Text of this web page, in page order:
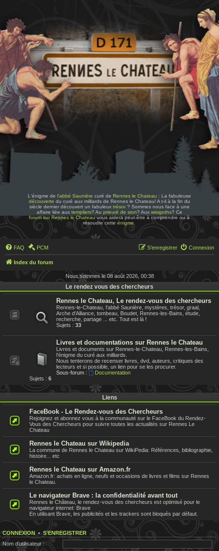
L'énigme de l'abbé Saunière curé de Rennes le Chateau : La fabuleuse
découverte du curé aux milliards de Rennes le Chateau! A t-il à la fin du
siècle dernier découvert un fabuleux trésor? Sommes nous face à une
affaire liée aux templiers? Au prieuré de sion? Aux wisigoths? Ce
forum sur Rennes le Chateauvous aidera peut-être à comprendre ou à
résoudre cetteénigme
FAQ PCM Connexion
S’enregistrer
Index du forum
Nous sommes le 08 août 2026, 00:38
Le rendez vous des chercheurs
Rennes le Chateau, Le rendez-vous des chercheurs
Rennes-le-Chateau, l'abbé Saunière, mystères, trésor, graal,
Arche d'Alliance, tombeau, Boudet, Rennes-les-Bains, étude,
recherche, partage ... etc. Tout est là !
Sujets : 33
Livres et documentations sur Rennes le Chateau
Livres et documents sur Rennes-le-Chateau, Rennes-les-Bains,
l'énigme du curé aux milliards.
Nous tenterons de recenser livres, dvd, auteurs, critiques des
lecteurs et si possible, un lien pour se les procurer.
Sous-forum :
Documentation
Sujets : 6
Liens
FaceBook - Le Rendez-vous des Chercheurs
Rejoignez et abonnez vous à la communauté sur le FaceBook du Rendez-
Vous des Chercheurs pour suivre toutes les actualités sur Rennes Le
Chateau
Rennes le Chateau sur Wikipedia
La commune de Rennes le Chateau sur WikiPedia: Références, bibliographie,
histoire... etc
Rennes le Chateau sur Amazon.fr
Amazon.fr: achats en ligne, neufs et occasions de livres et films sur Rennes
le Chateau.
Le navigateur Brave : la confidentialité avant tout
Rennes le Château, le rendez-vous des chercheurs est optimisé pour le
navigateur internet: Brave
En utilisant Brave, les publicités et les trackers sont bloqués par défaut.
CONNEXION •S’ENREGISTRER
Nom d’utilisateur :